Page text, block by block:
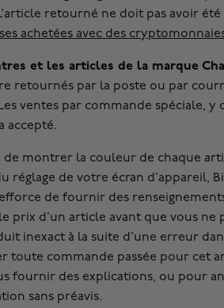
retourné ne doit pas avoir
achetées avec des
et les articles de la marque
retournés par la poste ou par
ventes par commande spéciale,
accepté.
de montrer la couleur de chaque
réglage de votre écran
de fournir des
prix d’un article avant que vous
inexact à la suite d’une erreur
toute commande passée pour cet
fournir des explications, ou pour
sans préavis.